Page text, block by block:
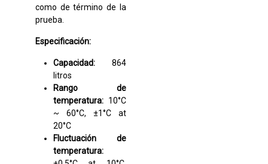
como de término de la
prueba.
Especificación:
Capacidad:864
litros
Rango de
temperatura:10°C
~ 60°C, ±1°C at
20°C
Fluctuación de
temperatura: